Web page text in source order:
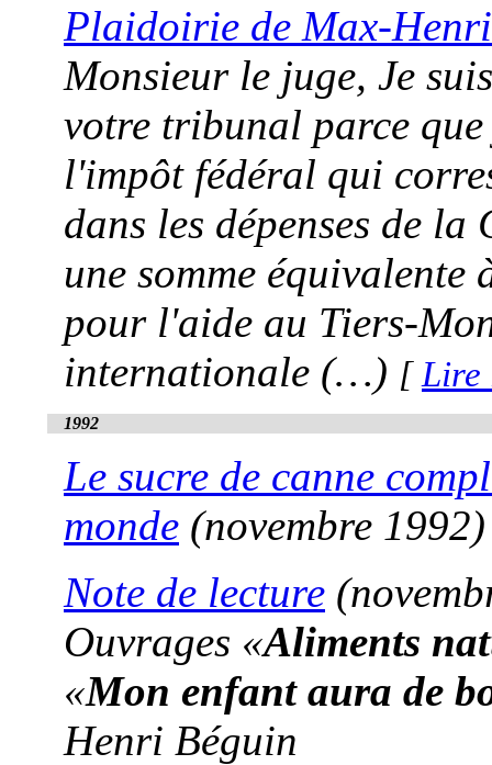
Plaidoirie de Max-
Monsieur le juge, Je
votre tribunal parce
l'impôt fédéral qui
dans les dépenses de
une somme
pour l'aide au Tiers-
internationale (…) [ Lire
1992
Le sucre de canne
monde (novembre 1992)
Note de lecture
Ouvrages «Aliments
«Mon enfant aura de
Henri Béguin